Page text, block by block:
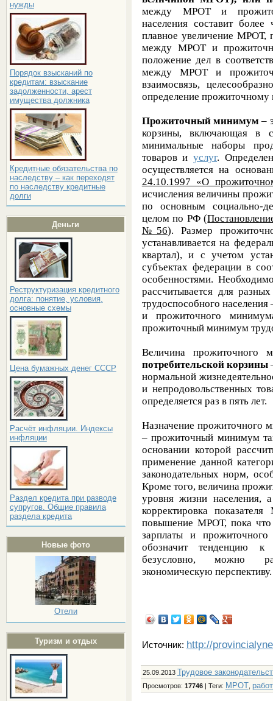
нужды
Порядок взысканий по
кредитам: взыскание
задолженности, арест
имущества должника
Кредитные обязательства по
наследству – как переходят
по наследству кредитные
долги
Деньги
Реструктуризация кредитного
долга: понятие, условия,
основные схемы
Цена бумажных денег СССР
Расчёт инфляции. Индексы
инфляции
Раздел кредита при разводе
супругов. Общие правила
раздела кредита
Новые фото
Отели
Туризм и отдых
между МРОТ и
населения составит
плавное увеличение МРОТ,
между МРОТ и
положение дел в
между МРОТ и
взаимосвязь,
определение
Прожиточный минимум –
корзины, включающая в
минимальные наборы
товаров иуслуг.
осуществляется на
24.10.1997 «О
исчисления величины
по основным социально-
целом по РФ (
№56). Размер
устанавливается на
квартал), и с учетом
субъектах федерации в
особенностями.
рассчитывается для
трудоспособного
и прожиточного
прожиточный минимум
Величина прожиточного
потребительской корзины
нормальной
и непродовольственных
определяется раз в пять лет.
Назначение прожиточного
– прожиточный минимум
основании которой
применение данной
законодательных норм,
Кроме того, величина
уровня жизни населения,
корректировка
повышение МРОТ, пока что
зарплаты и
обозначит тенденцию к
безусловно, можно
экономическую перспективу.
Источник: http://
25.09.2013 Трудовое
Просмотров: 17746| Теги: МРОТ